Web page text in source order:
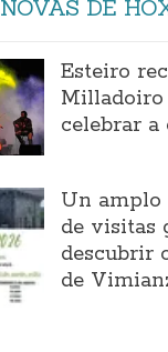
NOVAS DE
Esteiro
Milladoiro
celebrar a
Un amplo
de visitas
descubrir
de